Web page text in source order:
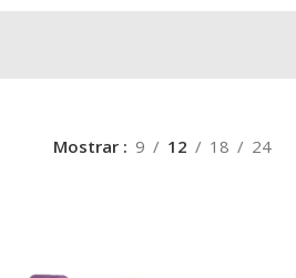
Mostrar 9 12 18 24